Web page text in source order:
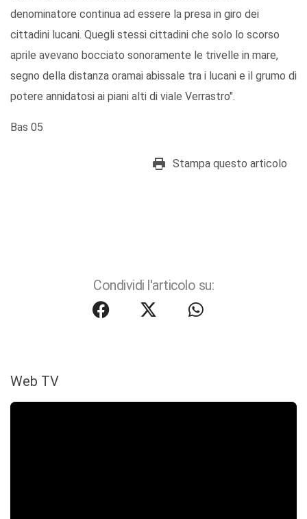
denominatore continua ad essere la presa in giro dei
cittadini lucani. Quegli stessi cittadini che solo lo scorso
aprile avevano bocciato sonoramente le trivelle in mare,
segno della distanza oramai abissale tra i lucani e il grumo di
potere annidatosi ai piani alti di viale Verrastro".
Bas 05
Stampa questo articolo
Condividi l'articolo su:
Web TV